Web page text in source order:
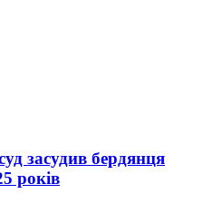
засудив бердянця
років